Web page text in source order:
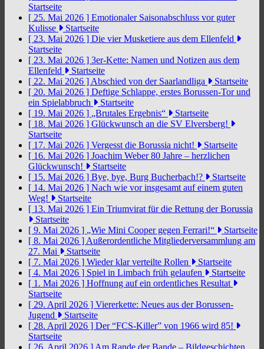
Startseite
[ 25. Mai 2026 ] Emotionaler Saisonabschluss vor guter
Kulisse
Startseite
[ 23. Mai 2026 ] Die vier Musketiere aus dem Ellenfeld
Startseite
[ 23. Mai 2026 ] 3er-Kette: Namen und Notizen aus dem
Ellenfeld
Startseite
[ 22. Mai 2026 ] Abschied von der Saarlandliga
Startseite
[ 20. Mai 2026 ] Deftige Schlappe, erstes Borussen-Tor und
ein Spielabbruch
Startseite
[ 19. Mai 2026 ] „Brutales Ergebnis“
Startseite
[ 18. Mai 2026 ] Glückwunsch an die SV Elversberg!
Startseite
[ 17. Mai 2026 ] Vergesst die Borussia nicht!
Startseite
[ 16. Mai 2026 ] Joachim Weber 80 Jahre – herzlichen
Glückwunsch!
Startseite
[ 15. Mai 2026 ] Bye, bye, Burg Bucherbach!?
Startseite
[ 14. Mai 2026 ] Nach wie vor insgesamt auf einem guten
Weg!
Startseite
[ 13. Mai 2026 ] Ein Triumvirat für die Rettung der Borussia
Startseite
[ 9. Mai 2026 ] „Wie Mini Cooper gegen Ferrari!“
Startseite
[ 8. Mai 2026 ] Außerordentliche Mitgliederversammlung am
27. Mai
Startseite
[ 7. Mai 2026 ] Wieder klar verteilte Rollen
Startseite
[ 4. Mai 2026 ] Spiel in Limbach früh gelaufen
Startseite
[ 1. Mai 2026 ] Hoffnung auf ein ordentliches Resultat
Startseite
[ 29. April 2026 ] Viererkette: Neues aus der Borussen-
Jugend
Startseite
[ 28. April 2026 ] Der “FCS-Killer” von 1966 wird 85!
Startseite
[ 26. April 2026 ] Am Rande der Bande – Bildgeschichten